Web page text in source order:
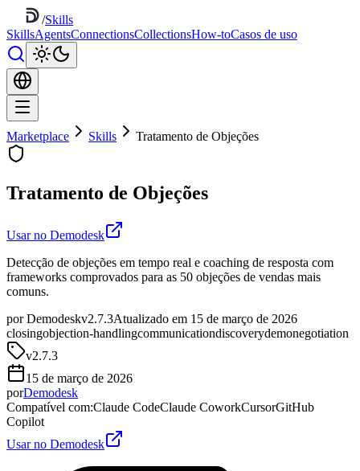
/Skills
SkillsAgentsConnectionsCollectionsHow-toCasos de uso
Marketplace Skills Tratamento de Objeções
Tratamento de Objeções
Usar no Demodesk
Detecção de objeções em tempo real e coaching de resposta com
frameworks comprovados para as 50 objeções de vendas mais
comuns.
por Demodeskv2.7.3Atualizado em 15 de março de 2026
closingobjection-handlingcommunicationdiscoverydemonegotiation
v2.7.3
15 de março de 2026
porDemodesk
Compatível com:Claude CodeClaude CoworkCursorGitHub
Copilot
Usar no Demodesk